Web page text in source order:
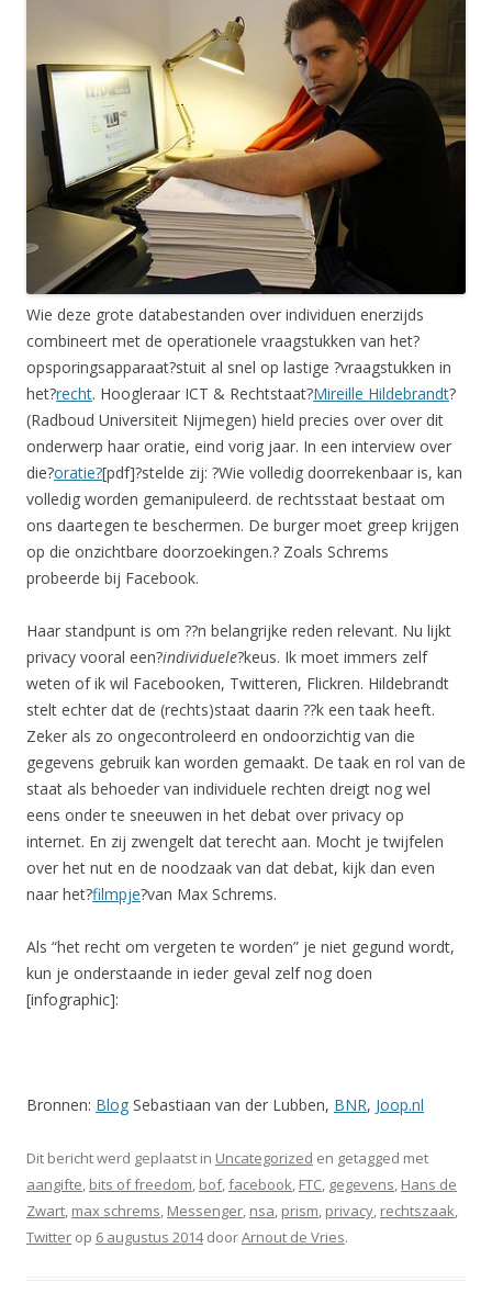
Wie deze grote databestanden over individuen enerzijds
combineert met de operationele vraagstukken van het?
opsporingsapparaat?stuit al snel op lastige ?vraagstukken in
het?recht. Hoogleraar ICT & Rechtstaat?Mireille Hildebrandt?
(Radboud Universiteit Nijmegen) hield precies over over dit
onderwerp haar oratie, eind vorig jaar. In een interview over
die?oratie?[pdf]?stelde zij: ?Wie volledig doorrekenbaar is, kan
volledig worden gemanipuleerd. de rechtsstaat bestaat om
ons daartegen te beschermen. De burger moet greep krijgen
op die onzichtbare doorzoekingen.? Zoals Schrems
probeerde bij Facebook.
Haar standpunt is om ??n belangrijke reden relevant. Nu lijkt
privacy vooral een?individuele?keus. Ik moet immers zelf
weten of ik wil Facebooken, Twitteren, Flickren. Hildebrandt
stelt echter dat de (rechts)staat daarin ??k een taak heeft.
Zeker als zo ongecontroleerd en ondoorzichtig van die
gegevens gebruik kan worden gemaakt. De taak en rol van de
staat als behoeder van individuele rechten dreigt nog wel
eens onder te sneeuwen in het debat over privacy op
internet. En zij zwengelt dat terecht aan. Mocht je twijfelen
over het nut en de noodzaak van dat debat, kijk dan even
naar het?filmpje?van Max Schrems.
Als “het recht om vergeten te worden” je niet gegund wordt,
kun je onderstaande in ieder geval zelf nog doen
[infographic]:
Bronnen: Blog Sebastiaan van der Lubben, BNR, Joop.nl
Dit bericht werd geplaatst in Uncategorized en getagged met
aangifte, bits of freedom, bof,facebook, FTC, gegevens, Hans de
Zwart, max schrems, Messenger, nsa, prism, privacy, rechtszaak,
Twitter op 6 augustus 2014doorArnout de Vries.